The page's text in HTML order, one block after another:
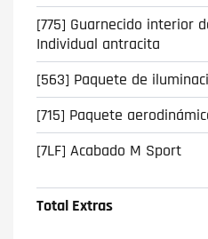
[775] Guarnecido interior
Individual antracita
[563] Paquete de
[715] Paquete
[7LF] Acabado M Sport
Total Extras